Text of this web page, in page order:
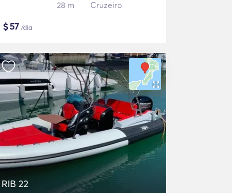
28 m
Cruzeiro
$57 /dia
RIB 22